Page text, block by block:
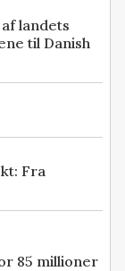
landets
til Danish
Fra
85 millioner